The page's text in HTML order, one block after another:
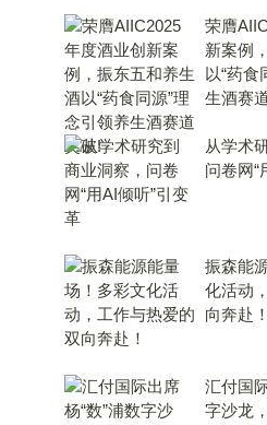
荣膺
新案例
以“药食
生酒赛
从学术
问卷网“
振森能
化活动
向奔赴！
汇付国
字沙龙